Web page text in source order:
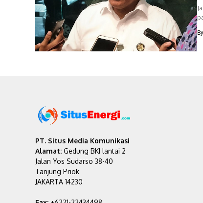
By
PT. Situs Media Komunikasi
Alamat: Gedung BKI lantai 2
Jalan Yos Sudarso 38-40
Tanjung Priok
JAKARTA 14230